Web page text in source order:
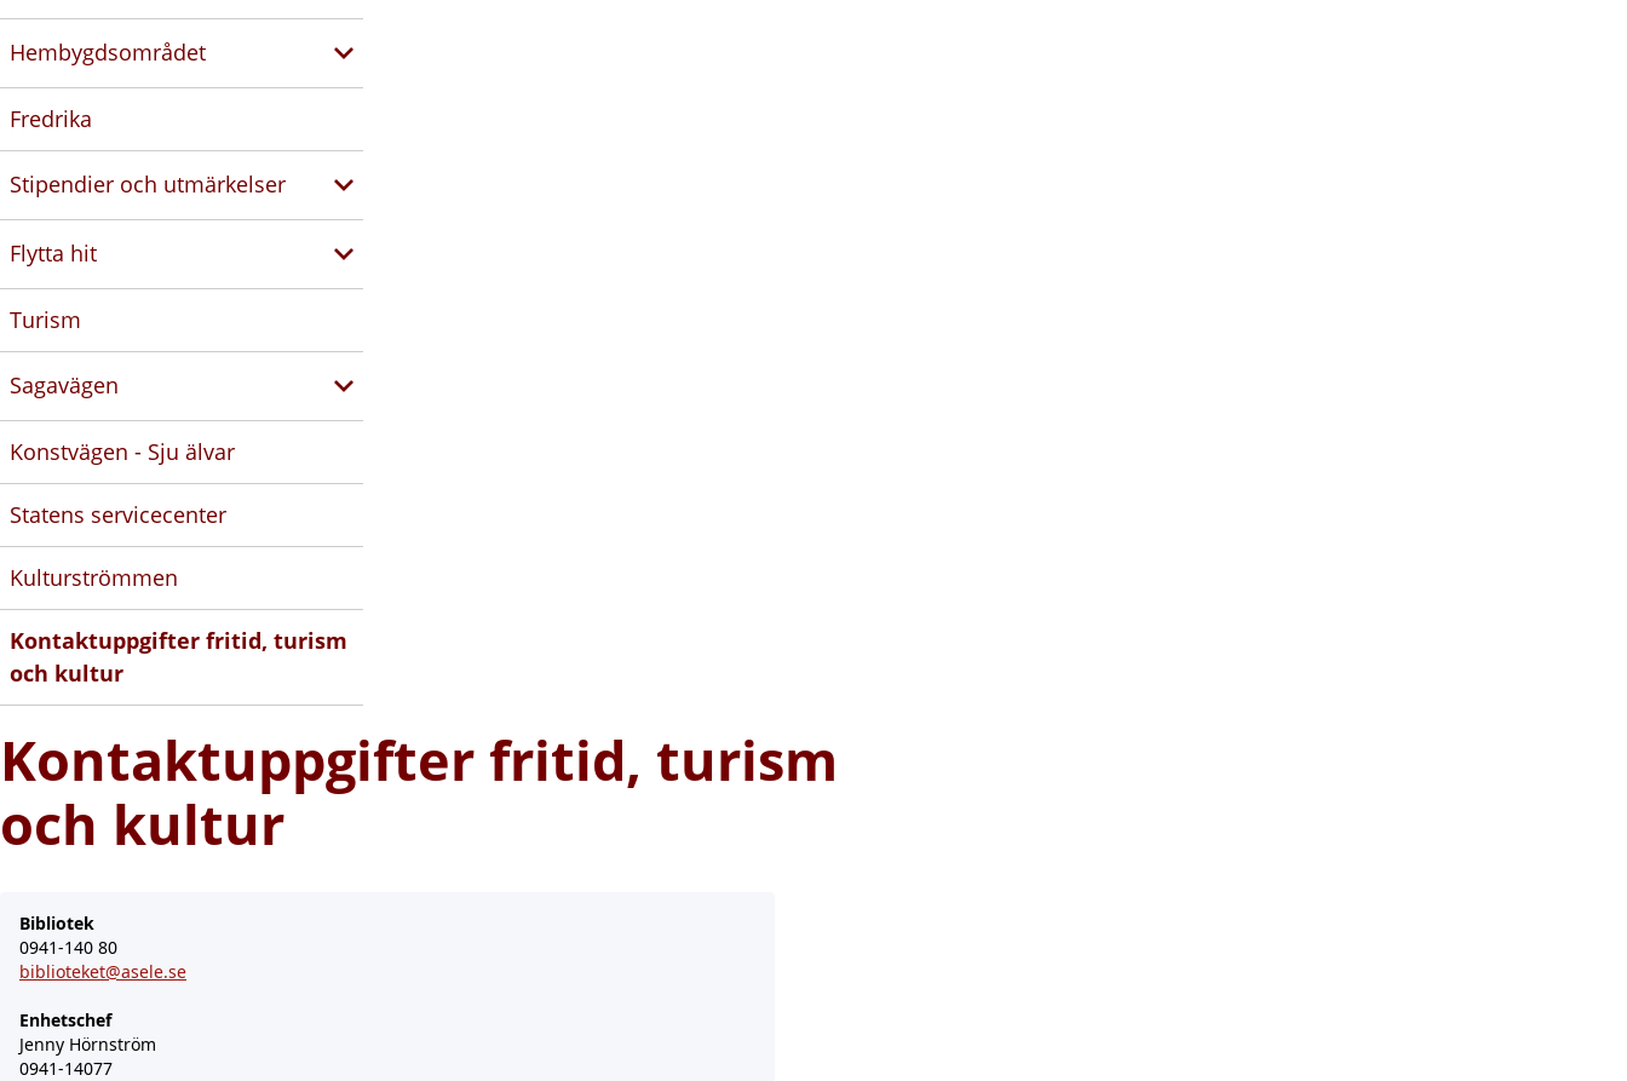
Hembygdsområdet
Fredrika
Stipendier och utmärkelser
Flytta hit
Turism
Sagavägen
Konstvägen - Sju älvar
Statens servicecenter
Kulturströmmen
Kontaktuppgifter fritid, turism
och kultur
Kontaktuppgifter fritid, turism
och kultur
Bibliotek
0941-140 80
biblioteket@asele.se
Enhetschef
Jenny Hörnström
0941-14077